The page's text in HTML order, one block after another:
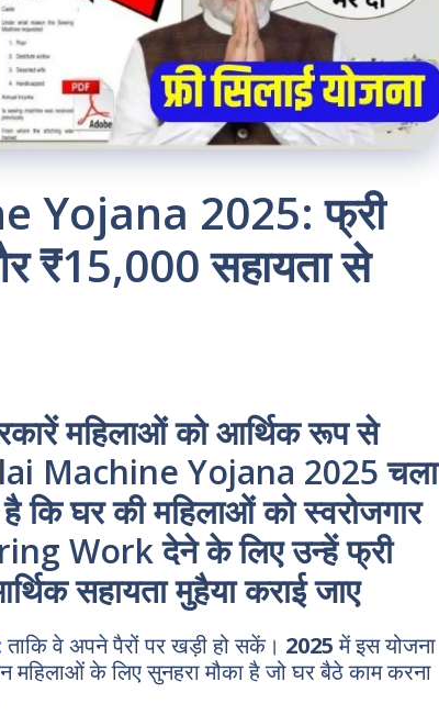
Yojana 2025: फ्री
₹15,000 सहायता से
महिलाओं को आर्थिक रूप से
Machine Yojana 2025 चला
कि घर की महिलाओं को स्वरोजगार
Work देने के लिए उन्हें फ्री
सहायता मुहैया कराई जाए
ताकि वे अपने पैरों पर खड़ी हो सकें। 2025में इस योजना
के लिए सुनहरा मौका है जो घर बैठे काम करना